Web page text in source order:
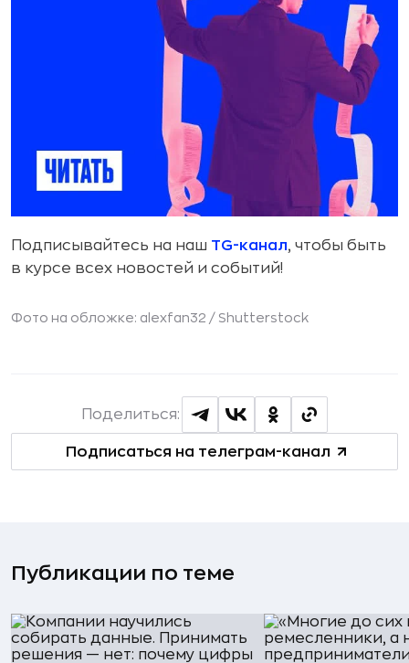
Подписывайтесь на наш TG-канал, чтобы быть
в курсе всех новостей и событий!
Фото на обложке: alexfan32 / Shutterstock
Подписаться на телеграм-канал
Поделиться:
Публикации по теме